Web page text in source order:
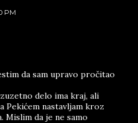
PM
da sam upravo pročitao
delo ima kraj, ali
Pekićem nastavljam kroz
Mislim da je ne samo